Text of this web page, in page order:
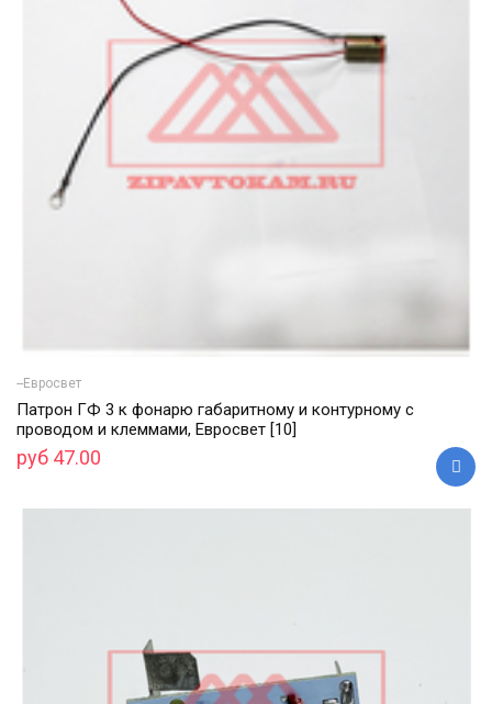
--Евросвет
Патрон ГФ 3 к фонарю габаритному и контурному с
проводом и клеммами, Евросвет [10]
руб 47.00